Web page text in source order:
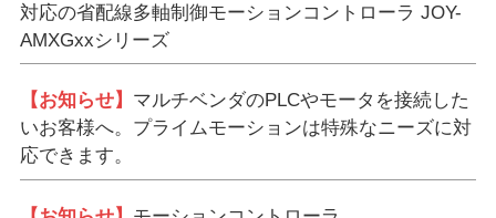
対応の省配線多軸制御モーションコントローラ JOY-
AMXGxxシリーズ
【お知らせ】 マルチベンダのPLCやモータを接続した
いお客様へ。プライムモーションは特殊なニーズに対
応できます。